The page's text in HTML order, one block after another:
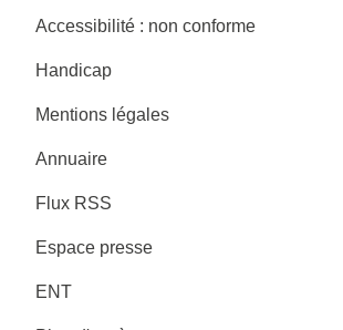
Accessibilité : non conforme
Handicap
Mentions légales
Annuaire
Flux RSS
Espace presse
ENT